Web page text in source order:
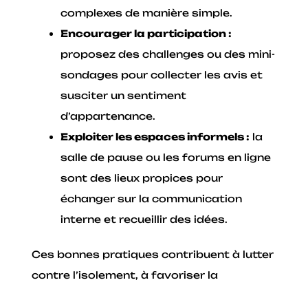
complexes de manière simple.
Encourager la participation :
proposez des challenges ou des mini-
sondages pour collecter les avis et
susciter un sentiment
d’appartenance.
Exploiter les espaces informels : la
salle de pause ou les forums en ligne
sont des lieux propices pour
échanger sur la communication
interne et recueillir des idées.
Ces bonnes pratiques contribuent à lutter
contre l’isolement, à favoriser la